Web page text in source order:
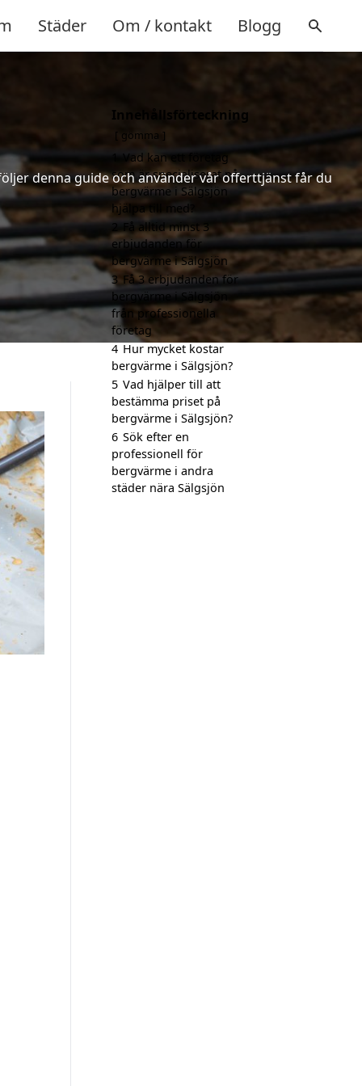
Städer Om / kontakt Blogg
denna guide och använder vår offerttjänst får du
Innehållsförteckning
gömma
1 Vad kan ett företag
som är specialiserat på
bergvärme i Sälgsjön
hjälpa till med?
2 Få alltid minst 3
erbjudanden för
bergvärme i Sälgsjön
3 Få 3 erbjudanden för
bergvärme i Sälgsjön
från professionella
företag
4 Hur mycket kostar
bergvärme i Sälgsjön?
5 Vad hjälper till att
bestämma priset på
bergvärme i Sälgsjön?
6 Sök efter en
professionell för
bergvärme i andra
städer nära Sälgsjön